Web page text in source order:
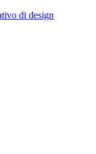
di design